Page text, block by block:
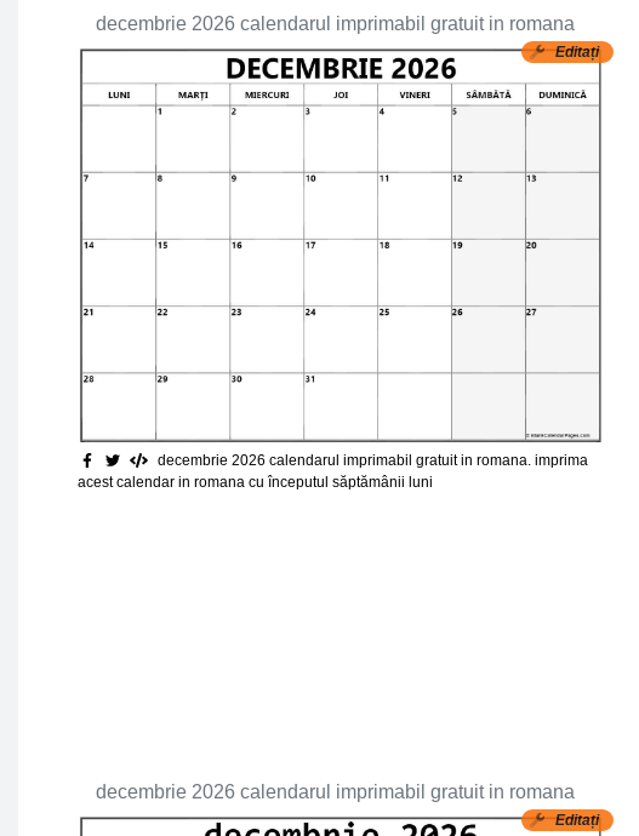
Editați
decembrie 2026 calendarul imprimabil gratuit in romana
decembrie 2026 calendarul imprimabil gratuit in romana. imprima
acest calendar in romana cu începutul săptămânii luni
Editați
decembrie 2026 calendarul imprimabil gratuit in romana